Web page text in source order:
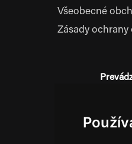
Všeobecné
Zásady
014